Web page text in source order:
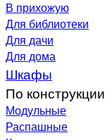
В прихожую
Для библиотеки
Для дачи
Для дома
Шкафы
По конструкции
Модульные
Распашные